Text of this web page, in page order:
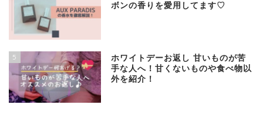
ボンの香りを愛用してます♡
5
ホワイトデーお返し 甘いものが苦
手な人へ！甘くないものや食べ物以
外を紹介！